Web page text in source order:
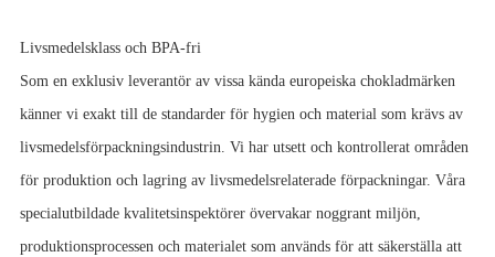
Livsmedelsklass och BPA-fri
Som en exklusiv leverantör av vissa kända europeiska chokladmärken
känner vi exakt till de standarder för hygien och material som krävs av
livsmedelsförpackningsindustrin. Vi har utsett och kontrollerat områden
för produktion och lagring av livsmedelsrelaterade förpackningar. Våra
specialutbildade kvalitetsinspektörer övervakar noggrant miljön,
produktionsprocessen och materialet som används för att säkerställa att